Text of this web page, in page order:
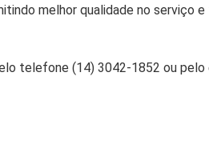
melhor qualidade no serviço
telefone (14) 3042-1852 ou pelo